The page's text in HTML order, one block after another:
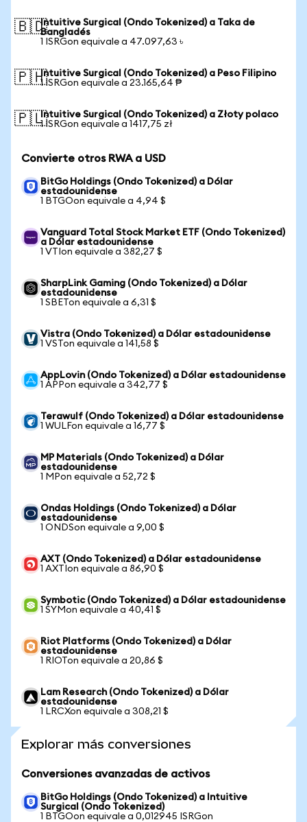
🇧🇩Intuitive Surgical (Ondo Tokenized) a Taka de
Bangladés
1 ISRGon equivale a 47.097,63 ৳
🇵🇭Intuitive Surgical (Ondo Tokenized) a Peso Filipino
1 ISRGon equivale a 23.165,64 ₱
🇵🇱Intuitive Surgical (Ondo Tokenized) a Złoty polaco
1 ISRGon equivale a 1417,75 zł
Convierte otros RWA a USD
BitGo Holdings (Ondo Tokenized) a Dólar
estadounidense
1 BTGOon equivale a 4,94 $
Vanguard Total Stock Market ETF (Ondo Tokenized)
a Dólar estadounidense
1 VTIon equivale a 382,27 $
SharpLink Gaming (Ondo Tokenized) a Dólar
estadounidense
1 SBETon equivale a 6,31 $
Vistra (Ondo Tokenized) a Dólar estadounidense
1 VSTon equivale a 141,58 $
AppLovin (Ondo Tokenized) a Dólar estadounidense
1 APPon equivale a 342,77 $
Terawulf (Ondo Tokenized) a Dólar estadounidense
1 WULFon equivale a 16,77 $
MP Materials (Ondo Tokenized) a Dólar
estadounidense
1 MPon equivale a 52,72 $
Ondas Holdings (Ondo Tokenized) a Dólar
estadounidense
1 ONDSon equivale a 9,00 $
AXT (Ondo Tokenized) a Dólar estadounidense
1 AXTIon equivale a 86,90 $
Symbotic (Ondo Tokenized) a Dólar estadounidense
1 SYMon equivale a 40,41 $
Riot Platforms (Ondo Tokenized) a Dólar
estadounidense
1 RIOTon equivale a 20,86 $
Lam Research (Ondo Tokenized) a Dólar
estadounidense
1 LRCXon equivale a 308,21 $
Explorar más conversiones
Conversiones avanzadas de activos
BitGo Holdings (Ondo Tokenized) a Intuitive
Surgical (Ondo Tokenized)
1 BTGOon equivale a 0,012945 ISRGon